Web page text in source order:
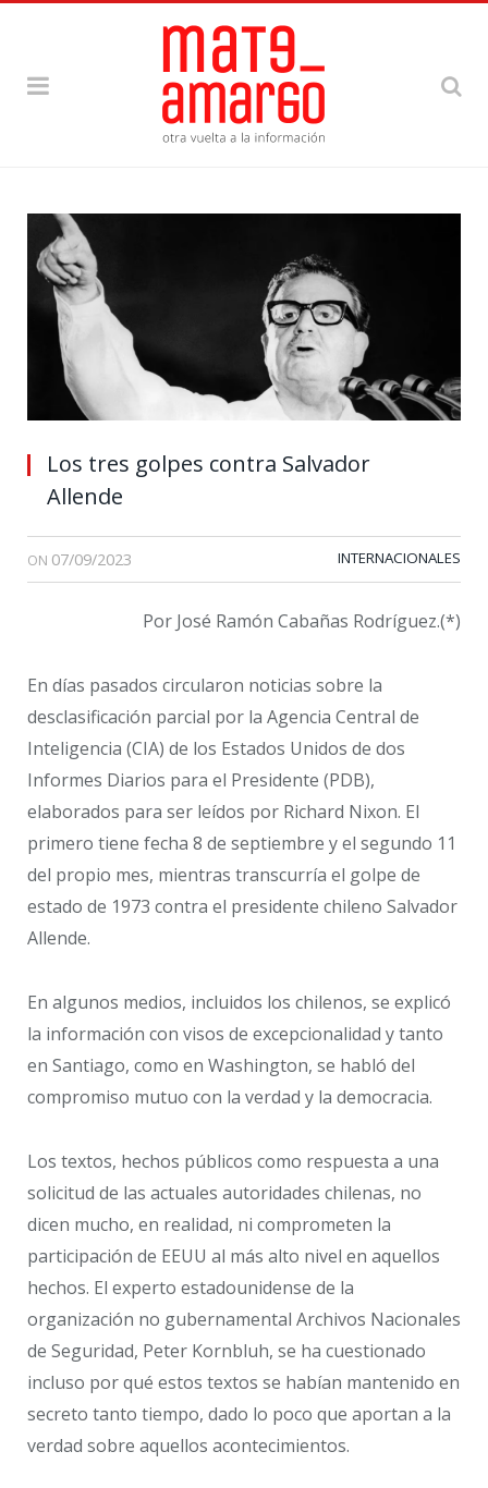
Los tres golpes contra Salvador
Allende
ON 07/09/2023 INTERNACIONALES
Por José Ramón Cabañas Rodríguez.(*)
En días pasados circularon noticias sobre la
desclasificación parcial por la Agencia Central de
Inteligencia (CIA) de los Estados Unidos de dos
Informes Diarios para el Presidente (PDB),
elaborados para ser leídos por Richard Nixon. El
primero tiene fecha 8 de septiembre y el segundo 11
del propio mes, mientras transcurría el golpe de
estado de 1973 contra el presidente chileno Salvador
Allende.
En algunos medios, incluidos los chilenos, se explicó
la información con visos de excepcionalidad y tanto
en Santiago, como en Washington, se habló del
compromiso mutuo con la verdad y la democracia.
Los textos, hechos públicos como respuesta a una
solicitud de las actuales autoridades chilenas, no
dicen mucho, en realidad, ni comprometen la
participación de EEUU al más alto nivel en aquellos
hechos. El experto estadounidense de la
organización no gubernamental Archivos Nacionales
de Seguridad, Peter Kornbluh, se ha cuestionado
incluso por qué estos textos se habían mantenido en
secreto tanto tiempo, dado lo poco que aportan a la
verdad sobre aquellos acontecimientos.